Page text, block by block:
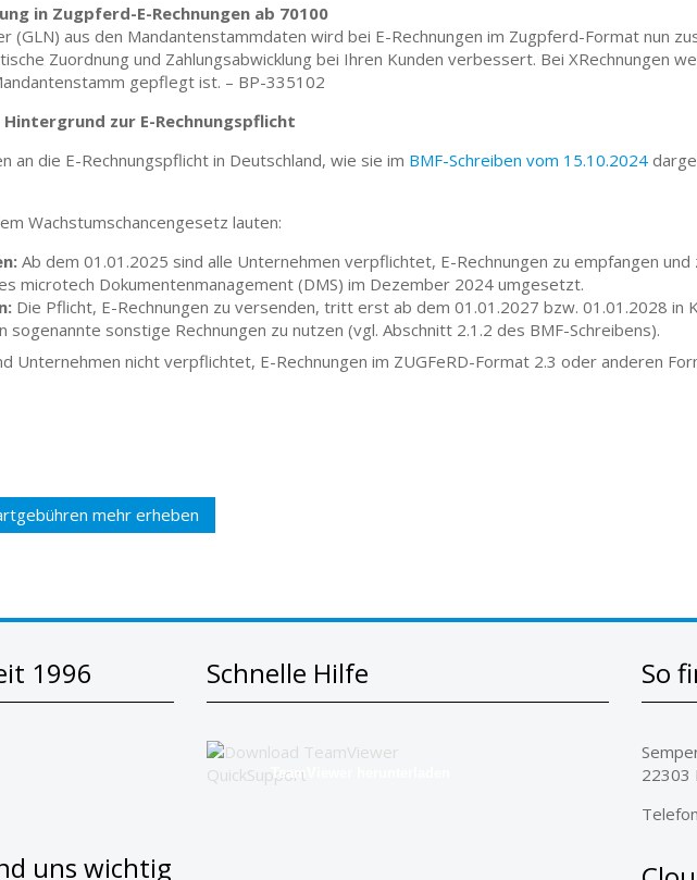
in Zugpferd-E-Rechnungen ab 70100
(GLN) aus den Mandantenstammdaten wird bei E-Rechnungen im Zugpferd-Format nun
Zuordnung und Zahlungsabwicklung bei Ihren Kunden verbessert. Bei XRechnungen
gepflegt ist. – BP-335102
zur E-Rechnungspflicht
an die E-Rechnungspflicht in Deutschland, wie sie im BMF-Schreiben vom 15.10.2024
Wachstumschancengesetz lauten:
Ab dem 01.01.2025 sind alle Unternehmen verpflichtet, E-Rechnungen zu empfangen
microtech Dokumentenmanagement (DMS) im Dezember 2024 umgesetzt.
Die Pflicht, E-Rechnungen zu versenden, tritt erst ab dem 01.01.2027 bzw. 01.01.2028 in
sonstige Rechnungen zu nutzen (vgl. Abschnitt 2.1.2 des BMF-Schreibens).
Unternehmen nicht verpflichtet, E-Rechnungen im ZUGFeRD-Format 2.3 oder anderen
mehr erheben
1996
uns wichtig
Schnelle Hilfe
TeamViewer herunterladen
So
22303